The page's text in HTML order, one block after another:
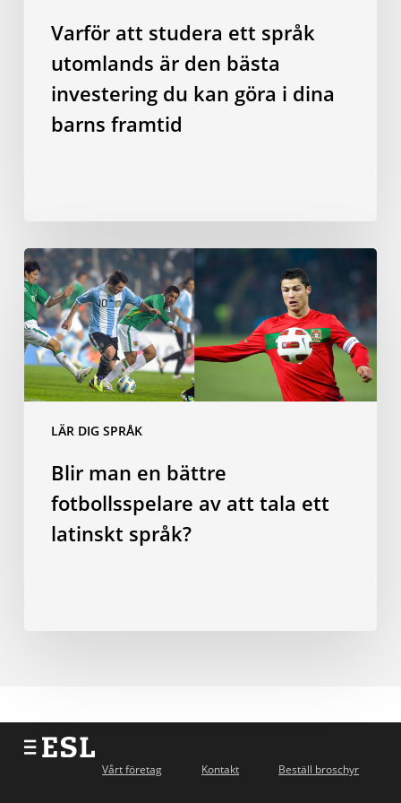
barns
Varför att studera ett språk
utomlands är den bästa
investering du kan göra i dina
barns framtid
LÄR DIG SPRÅK
Blir
man
en
bättre
fotbollsspelare
av
att
latinskt
språk?
Blir man en bättre
fotbollsspelare av att tala ett
latinskt språk?
Vårt företag Kontakt Beställ broschyr